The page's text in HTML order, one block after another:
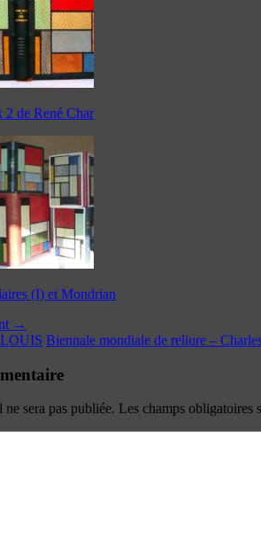
2 de René Char
(I) et Mondrian
→
Biennale mondiale de reliure –
ne sera pas publiée. Les champs obligatoires